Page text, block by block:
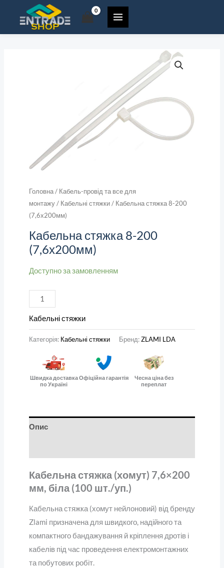
вмісту
Головна/ Кабель-провід та все для
монтажу/ Кабельні стяжки/ Кабельна стяжка 8-200
(7,6х200мм)
Кабельна стяжка 8-200
(7,6х200мм)
Доступно за замовленням
Кабельні стяжки
Категорія: Кабельні стяжки Бренд:ZLAMI LDA
Швидка доставка
по Україні
Офіційна гарантія
Чесна ціна без
переплат
Опис
Кабельна стяжка (хомут) 7,6×200
мм, біла (100 шт./уп.)
Кабельна стяжка (хомут нейлоновий) від бренду
Zlami призначена для швидкого, надійного та
компактного бандажування й кріплення дротів і
кабелів під час проведення електромонтажних
та побутових робіт.
(7,6х200мм)
кількість